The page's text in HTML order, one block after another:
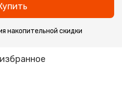
накопительной скидки